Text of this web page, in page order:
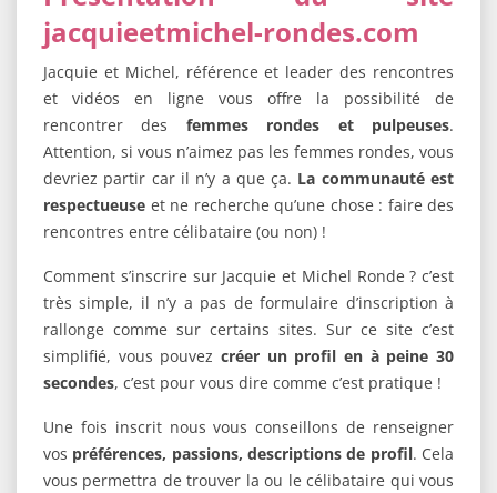
jacquieetmichel-rondes.com
Jacquie et Michel, référence et leader des rencontres
et vidéos en ligne vous offre la possibilité de
rencontrer des femmes rondes et pulpeuses.
Attention, si vous n’aimez pas les femmes rondes, vous
devriez partir car il n’y a que ça. La communauté est
respectueuse et ne recherche qu’une chose : faire des
rencontres entre célibataire (ou non) !
Comment s’inscrire sur Jacquie et Michel Ronde ? c’est
très simple, il n’y a pas de formulaire d’inscription à
rallonge comme sur certains sites. Sur ce site c’est
simplifié, vous pouvez créer un profil en à peine 30
secondes, c’est pour vous dire comme c’est pratique !
Une fois inscrit nous vous conseillons de renseigner
vos préférences, passions, descriptions de profil. Cela
vous permettra de trouver la ou le célibataire qui vous